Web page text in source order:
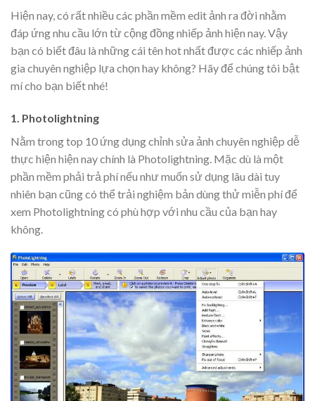
Hiện nay, có rất nhiều các phần mềm edit ảnh ra đời nhằm
đáp ứng nhu cầu lớn từ cộng đồng nhiếp ảnh hiện nay. Vậy
bạn có biết đâu là những cái tên hot nhất được các nhiếp ảnh
gia chuyên nghiệp lựa chọn hay không? Hãy để chúng tôi bật
mí cho bạn biết nhé!
1. Photolightning
Nằm trong top 10 ứng dụng chỉnh sửa ảnh chuyên nghiệp dễ
thực hiện hiện nay chính là Photolightning. Mặc dù là một
phần mềm phải trả phí nếu như muốn sử dụng lâu dài tuy
nhiên bạn cũng có thể trải nghiệm bản dùng thử miễn phí để
xem Photolightning có phù hợp với nhu cầu của bạn hay
không.